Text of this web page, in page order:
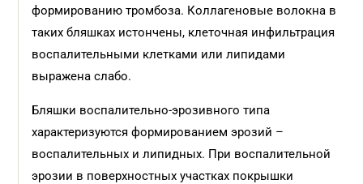
формированию тромбоза. Коллагеновые волокна в
таких бляшках истончены, клеточная инфильтрация
воспалительными клетками или липидами
выражена слабо.
Бляшки воспалительно-эрозивного типа
характеризуются формированием эрозий –
воспалительных и липидных. При воспалительной
эрозии в поверхностных участках покрышки